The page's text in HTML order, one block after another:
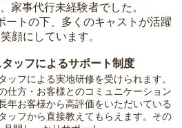
家事代行未経験者でした。
ートの下、多くのキャストが活躍
顔にしています。
タッフによるサポート制度
ッフによる実地研修を受けられます。
仕方・お客様とのコミュニケーション
年お客様から高評価をいただいている
ッフから直接教えてもらえます。その